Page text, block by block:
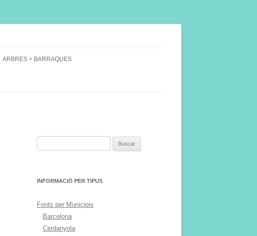
ARBRES + BARRAQUES
INFORMACIÓ PER TIPUS
Fonts per Municipis
Barcelona
Cerdanyola